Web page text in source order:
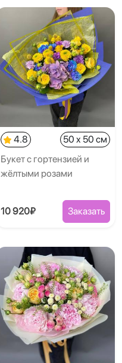
4.8
50 x 50 см
Букет с гортензией и
жёлтыми розами
10 920₽ Заказать